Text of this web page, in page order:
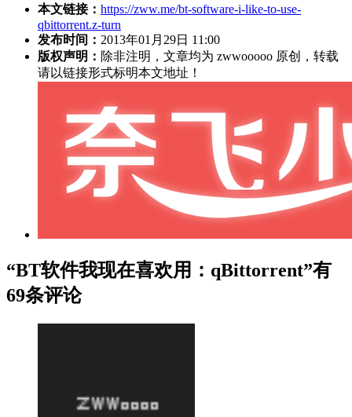
本文链接： https://zww.me/bt-software-i-like-to-use-
qbittorrent.z-turn
发布时间： 2013年01月29日 11:00
版权声明： 除非注明，文章均为 zwwooooo 原创，转载
请以链接形式标明本文地址！
“BT软件我现在喜欢用：qBittorrent”有
69条评论